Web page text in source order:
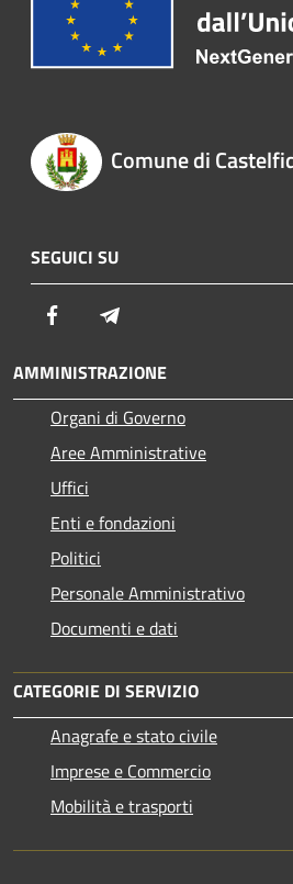
Comune di
SEGUICI SU
Facebook
AMMINISTRAZIONE
Organi di Governo
Aree Amministrative
Uffici
Enti e fondazioni
Politici
Personale Amministrativo
Documenti e dati
CATEGORIE DI SERVIZIO
Anagrafe e stato civile
Imprese e Commercio
Mobilità e trasporti